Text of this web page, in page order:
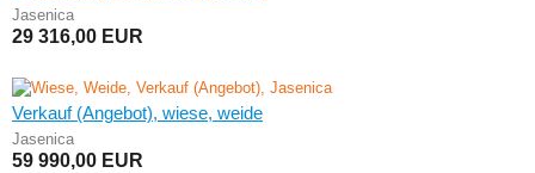
Jasenica
29 316,00 EUR
Verkauf (Angebot), wiese, weide
Jasenica
59 990,00 EUR